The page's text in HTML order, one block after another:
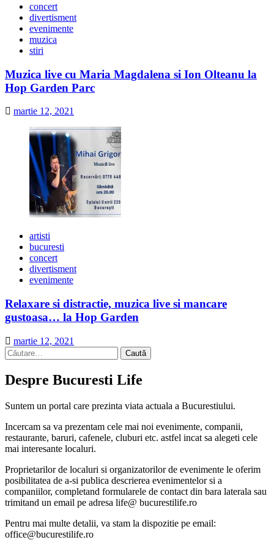
concert
divertisment
evenimente
muzica
stiri
Muzica live cu Maria Magdalena si Ion Olteanu la
Hop Garden Parc
martie 12, 2021
artisti
bucuresti
concert
divertisment
evenimente
Relaxare si distractie, muzica live si mancare
gustoasa… la Hop Garden
martie 12, 2021
Caută
după:
Despre Bucuresti Life
Suntem un portal care prezinta viata actuala a Bucurestiului.
Incercam sa va prezentam cele mai noi evenimente, companii,
restaurante, baruri, cafenele, cluburi etc. astfel incat sa alegeti cele
mai interesante localuri.
Proprietarilor de localuri si organizatorilor de evenimente le oferim
posibilitatea de a-si publica descrierea evenimentelor si a
companiilor, completand formularele de contact din bara laterala sau
trimitand un email pe adresa life@ bucurestilife.ro
Pentru mai multe detalii, va stam la dispozitie pe email:
office@bucurestilife.ro